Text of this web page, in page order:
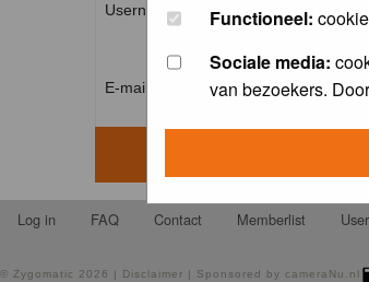
Functioneel:
Sociale media:
van bezoekers.
Username: *
E-mail address: *
Log in FAQ Contact Memberlist
© Zygomatic 2026 | Disclaimer | Sponsored by cameraNu.nl